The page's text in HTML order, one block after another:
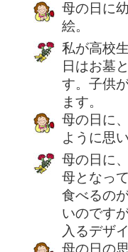
母の日に
絵。
私が高校
日はお墓
す。子供
ます。
母の日に
ように思
母の日に
母となっ
食べるの
いのです
入るデザ
母の日の